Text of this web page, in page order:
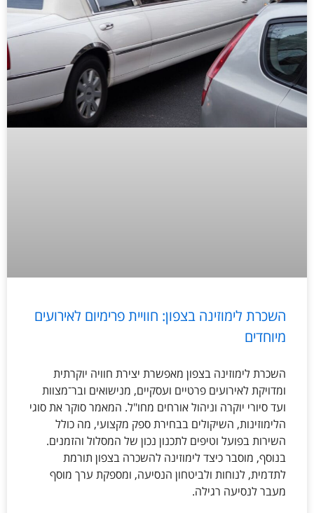
השכרת לימוזינה בצפון: חוויית פרימיום לאירועים
מיוחדים
השכרת לימוזינה בצפון מאפשרת יצירת חוויה יוקרתית
ומדויקת לאירועים פרטיים ועסקיים, מנישואים ובר־מצוות
ועד סיורי יוקרה וניהול אורחים מחו"ל. המאמר סוקר את סוגי
הלימוזינות, השיקולים בבחירת ספק מקצועי, מה כולל
השירות בפועל וטיפים לתכנון נכון של המסלול והזמנים.
בנוסף, מוסבר כיצד לימוזינה להשכרה בצפון תורמת
לתדמית, לנוחות ולביטחון הנסיעה, ומספקת ערך מוסף
מעבר לנסיעה רגילה.